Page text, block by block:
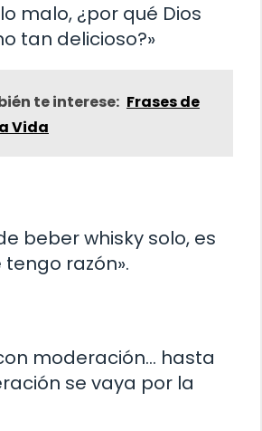
malo, ¿por qué Dios
tan delicioso?»
te interese: Frases de
Vida
beber whisky solo, es
razón».
moderación… hasta
se vaya por la